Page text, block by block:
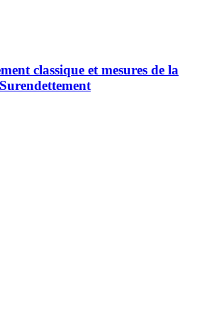
classique et mesures de la